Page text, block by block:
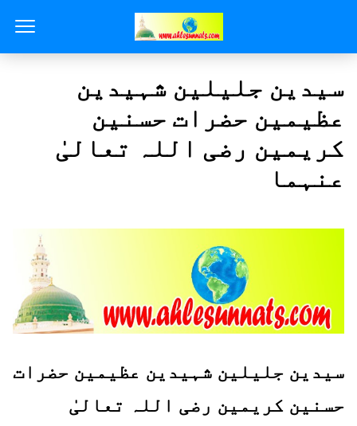
سیدین جلیلین شہیدین
عظیمین حضرات حسنین
کریمین رضی اللہ تعالیٰ
عنہما
سیدین جلیلین شہیدین عظیمین حضرات
حسنین کریمین رضی اللہ تعالیٰ